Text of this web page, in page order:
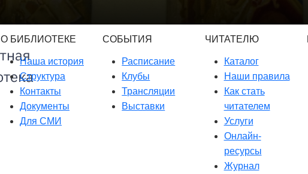
О БИБЛИОТЕКЕ
Наша история
Структура
Контакты
Документы
Для СМИ
СОБЫТИЯ
Расписание
Клубы
Трансляции
Выставки
ЧИТАТЕЛЮ
Каталог
Наши правила
Как стать
читателем
Услуги
Онлайн-
ресурсы
Журнал